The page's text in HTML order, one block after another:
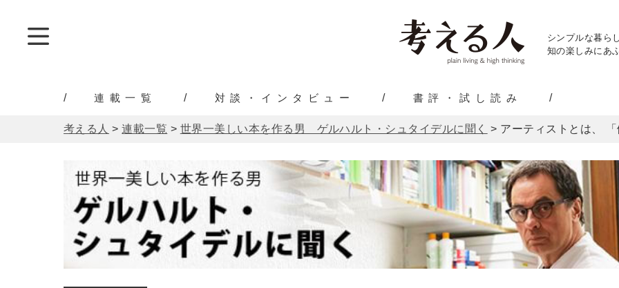
シンプルな暮ら
知の楽しみにあ
連載一覧 対談・インタビュー 書評・試し読み
考える人 >連載一覧 > 世界一美しい本を作る男 ゲルハルト・シュタイデルに聞く > アーティストとは、